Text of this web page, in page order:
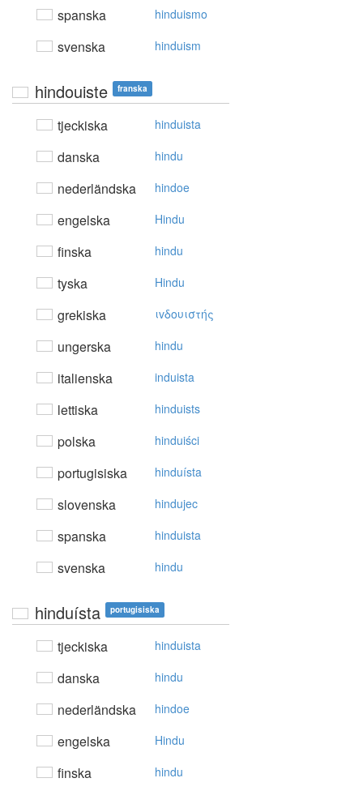
spanska hinduismo
svenska hinduism
hindouiste franska
tjeckiska hinduista
danska hindu
nederländska hindoe
engelska Hindu
finska hindu
tyska Hindu
grekiska ιvδoυιστής
ungerska hindu
italienska induista
lettiska hinduists
polska hinduiści
portugisiska hinduísta
slovenska hindujec
spanska hinduista
svenska hindu
hinduísta portugisiska
tjeckiska hinduista
danska hindu
nederländska hindoe
engelska Hindu
finska hindu